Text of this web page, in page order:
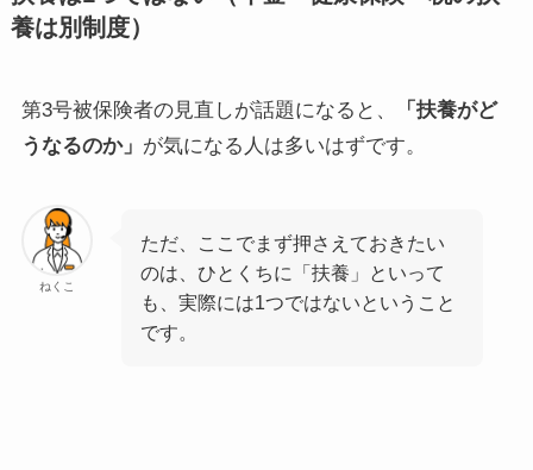
養は別制度）
第3号被保険者の見直しが話題になると、
「扶養がど
うなるのか」 が気になる人は多いはずです。
ねくこ
ただ、ここでまず押さえておきたい
のは、ひとくちに「扶養」といって
も、実際には1つではないということ
です。